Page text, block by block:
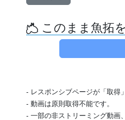
このまま魚拓
- レスポンシブページが「取得
- 動画は原則取得不能です。
- 一部の非ストリーミング動画